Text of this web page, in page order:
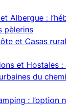
Albergue :
pèlerins
et Casas
et Hostales
du
: l’option